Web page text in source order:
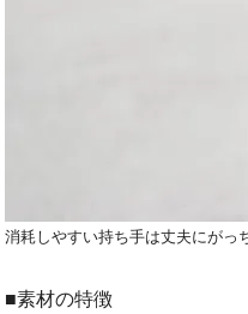
消耗しやすい持ち手は丈夫にがっ
■素材の特徴